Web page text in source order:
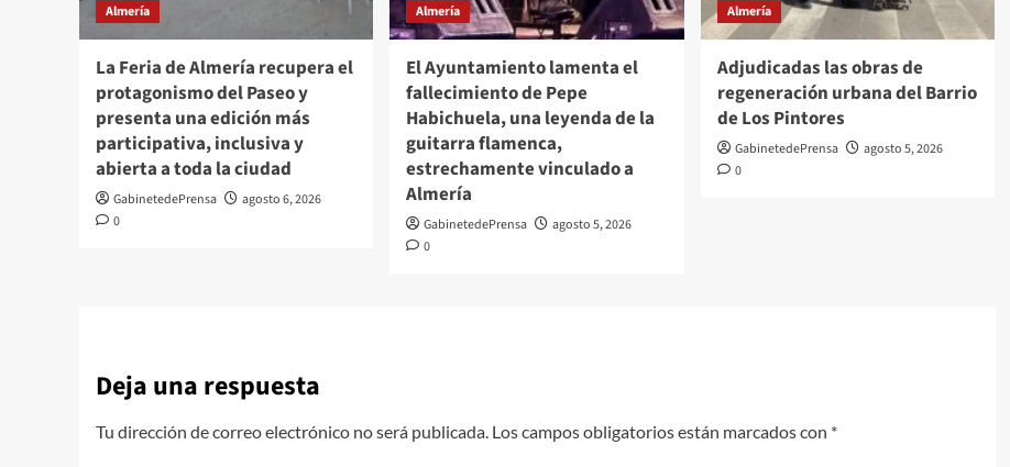
Almería
La Feria de Almería recupera el
protagonismo del Paseo y
presenta una edición más
participativa, inclusiva y
abierta a toda la ciudad
GabinetedePrensa
agosto 6, 2026
0
Almería
El Ayuntamiento lamenta el
fallecimiento de Pepe
Habichuela, una leyenda de la
guitarra flamenca,
estrechamente vinculado a
Almería
GabinetedePrensa
agosto 5, 2026
0
Almería
Adjudicadas las obras de
regeneración urbana del Barrio
de Los Pintores
GabinetedePrensa
agosto 5, 2026
0
Deja una respuesta
Tu dirección de correo electrónico no será publicada. Los campos obligatorios están marcados con *